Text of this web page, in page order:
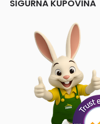
SIGURNA KUPOVINA